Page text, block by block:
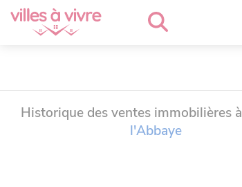
Historique des ventes immobilières à
l'Abbaye